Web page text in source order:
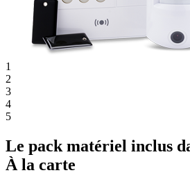
1
2
3
4
5
Le pack matériel inclus
À la carte